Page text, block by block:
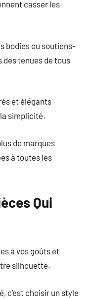
casser les
bodies ou soutiens-
des tenues de tous
et élégants
simplicité.
de marques
à toutes les
Qui
à vos goûts et
silhouette.
c’est choisir un style